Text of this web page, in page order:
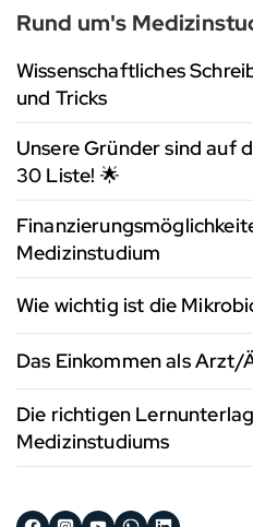
Rund um's
Wissenschaftliches
und Tricks
Unsere Gründer sind auf
30 Liste! 🌟
Medizinstudium
Wie wichtig ist die
Das Einkommen als Arzt/
Die richtigen
Medizinstudiums